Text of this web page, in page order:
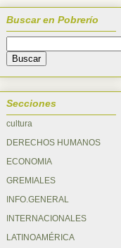
Buscar en Pobrerío
Secciones
cultura
DERECHOS HUMANOS
ECONOMIA
GREMIALES
INFO.GENERAL
INTERNACIONALES
LATINOAMÉRICA